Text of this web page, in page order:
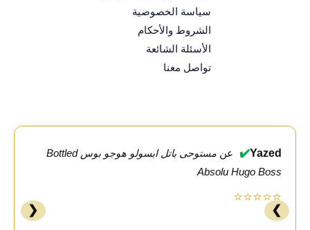
سياسة الخصوصية
الشروط والأحكام
الأسئلة الشائعة
تواصل معنا
Yazed
✔️ عن
مستوحى باتل ابسولو هوجو بوس Bottled
Absolu Hugo Boss
⭐⭐⭐⭐⭐
❮ ❯